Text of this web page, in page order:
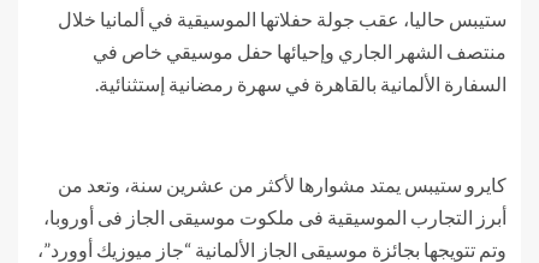
ستيبس حاليا، عقب جولة حفلاتها الموسيقية في ألمانيا خلال
منتصف الشهر الجاري وإحيائها حفل موسيقي خاص في
السفارة الألمانية بالقاهرة في سهرة رمضانية إستثنائية.
كايرو ستيبس يمتد مشوارها لأكثر من عشرين سنة، وتعد من
أبرز التجارب الموسيقية فى ملكوت موسيقى الجاز فى أوروبا،
وتم تتويجها بجائزة موسيقى الجاز الألمانية “جاز ميوزيك أوورد”،